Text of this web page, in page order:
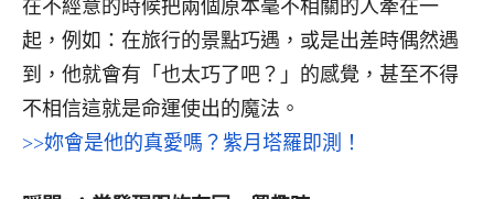
在不經意的時候把兩個原本毫不相關的人牽在一
起，例如：在旅行的景點巧遇，或是出差時偶然遇
到，他就會有「也太巧了吧？」的感覺，甚至不得
不相信這就是命運使出的魔法。
>>妳會是他的真愛嗎？紫月塔羅即測！